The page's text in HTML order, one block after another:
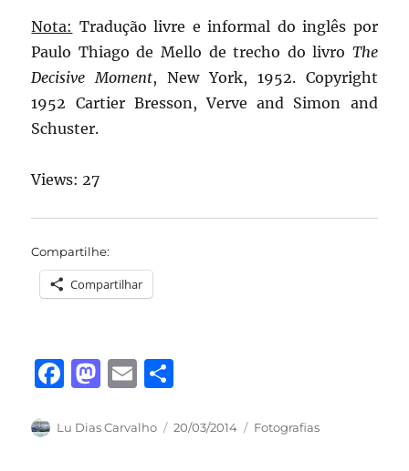
Nota: Tradução livre e informal do inglês por
Paulo Thiago de Mello de trecho do livro The
Decisive Moment, New York, 1952. Copyright
1952 Cartier Bresson, Verve and Simon and
Schuster.
Views: 27
Compartilhe:
Compartilhar
F
c
M
st
E
ai a
Autor
Lu Dias Carvalho
Publicado
20/03/2014 Categorias
Fotografias